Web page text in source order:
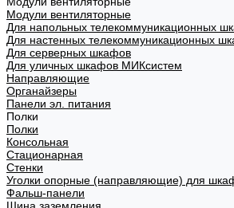
Модули вентиляторные
Для напольных телекоммуникационных
Для настенных телекоммуникационных
Для серверных шкафов
Для уличных шкафов МИКсистем
Направляющие
Органайзеры
Панели эл. питания
Полки
Полки
Консольная
Стационарная
Стенки
Уголки опорные (направляющие) для
Фальш-панели